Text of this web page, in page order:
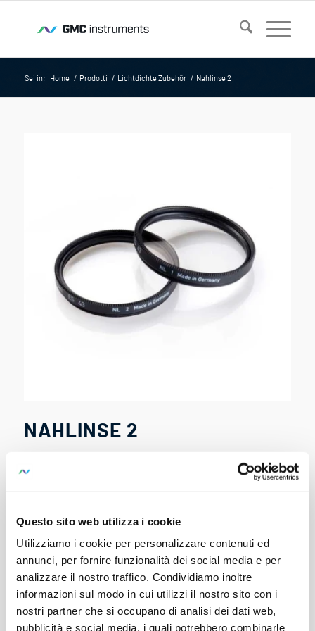
Questo sito web utilizza i cookie
Utilizziamo i cookie per personalizzare contenuti ed
annunci, per fornire funzionalità dei social media e per
analizzare il nostro traffico. Condividiamo inoltre
informazioni sul modo in cui utilizzi il nostro sito con i
nostri partner che si occupano di analisi dei dati web,
pubblicità e social media, i quali potrebbero combinarle
Sei in: Home / Prodotti / Lichtdichte Zubehör / Nahlinse 2
NAHLINSE 2
Close-up lens 2 (34 cm … 50 cm) for MAVO-
SPOT 2 USB
With the close-up lens 2, the shortest measuring
distance of the MAVO-SPOT 2 can be reduced from 1 m to
34 cm – 50 cm. The close-up lens allows you to focus on
the measuring point.
Allows shorter measuring distances